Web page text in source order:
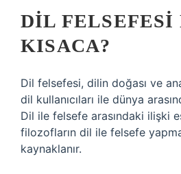
DIL FELSEFESI
KISACA?
Dil felsefesi, dilin doğası ve
dil kullanıcıları ile dünya
Dil ile felsefe arasındaki ilişki
filozofların dil ile felsefe
kaynaklanır.